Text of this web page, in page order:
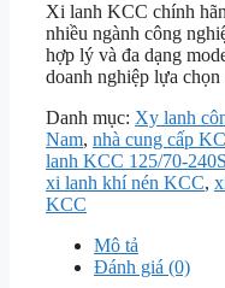
Xi lanh KCC chính
nhiều ngành công
hợp lý và đa dạng
doanh nghiệp lựa
Danh mục: Xy lanh
Nam, nhà cung cấp
lanh KCC 125/70-
xi lanh khí nén KCC,
KCC
Mô tả
Đánh giá (0)